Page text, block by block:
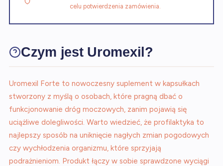
celu potwierdzenia zamówienia.
Czym jest Uromexil?
Uromexil Forte to nowoczesny suplement w kapsułkach
stworzony z myślą o osobach, które pragną dbać o
funkcjonowanie dróg moczowych, zanim pojawią się
uciążliwe dolegliwości. Warto wiedzieć, że profilaktyka to
najlepszy sposób na uniknięcie nagłych zmian pogodowych
czy wychłodzenia organizmu, które sprzyjają
podrażnieniom. Produkt łączy w sobie sprawdzone wyciągi